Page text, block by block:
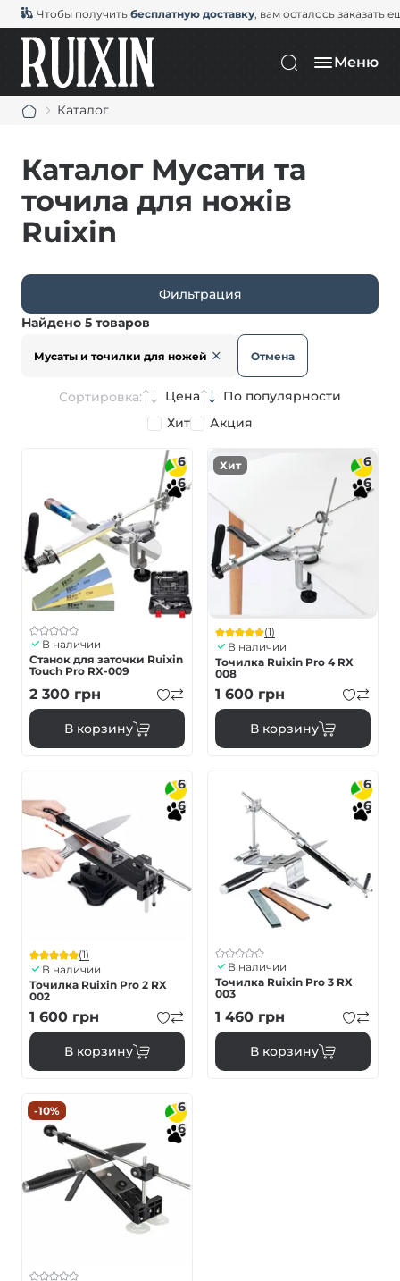
Чтобы получить бесплатную доставку, вам осталось заказать
Меню
Каталог
Каталог Мусати та
точила для ножів
Ruixin
Фильтрация
Найдено 5 товаров
Мусаты и точилки для ножей Отмена
Сортировка: Цена
По популярности
Хит
Акция
6
6
В наличии
Станок для заточки Ruixin
Touch Pro RX-009
2 300 грн
В корзину
Хит
6
6
(1)
В наличии
Точилка Ruixin Pro 4 RX
008
1 600 грн
В корзину
6
6
(1)
В наличии
Точилка Ruixin Pro 2 RX
002
1 600 грн
В корзину
6
6
В наличии
Точилка Ruixin Pro 3 RX
003
1 460 грн
В корзину
-10%
6
6